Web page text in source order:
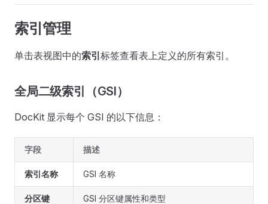
索引管理
单击表视图中的索引 标签查看表上定义的所有索引。
全局二级索引（GSI）
DocKit 显示每个 GSI 的以下信息：
字段 描述
索引名称 GSI 名称
分区键 GSI 分区键属性和类型